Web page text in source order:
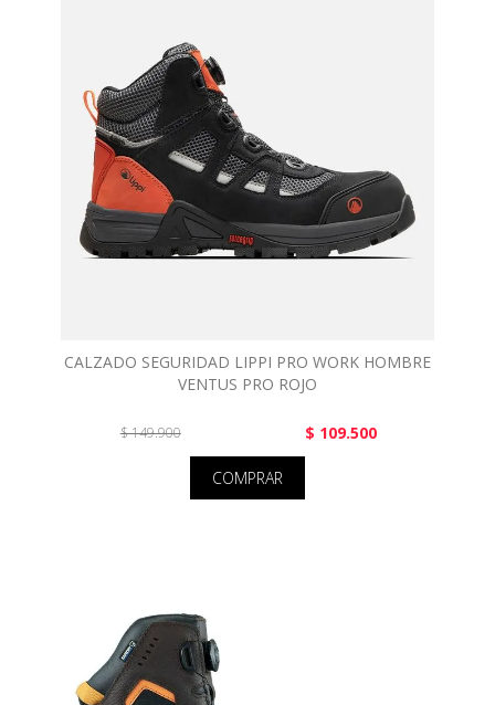
CALZADO SEGURIDAD LIPPI PRO WORK HOMBRE
VENTUS PRO ROJO
$ 149.900 $ 109.500
COMPRAR